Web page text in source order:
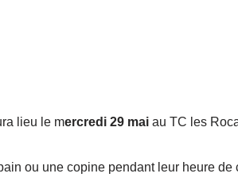
lieu le mercredi 29 mai au TC les
ou une copine pendant leur heure